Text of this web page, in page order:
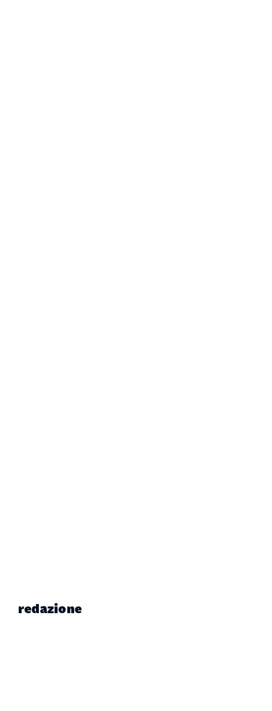
redazione